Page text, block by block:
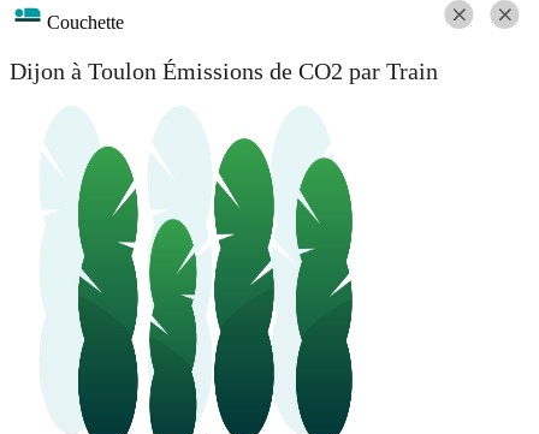
Couchette
Dijon à Toulon Émissions de CO2 par Train